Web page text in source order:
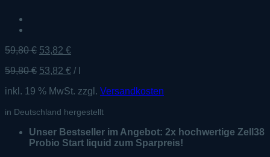
59,80€ Ursprünglicher
war:
53,82 €
ist:
59,80€ 53,82 € /
inkl. 19 % MwSt. zzgl. Versandkosten
in Deutschland hergestellt
Unser Bestseller im Angebot: 2x hochwertige Zell38
Probio Start liquid zum Sparpreis!